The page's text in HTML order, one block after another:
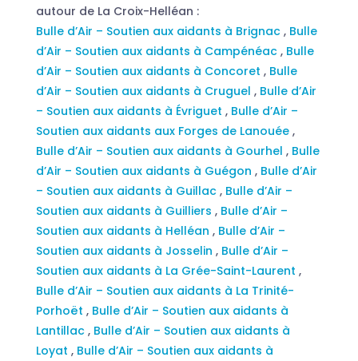
autour de La Croix-Helléan :
Bulle d’Air – Soutien aux aidants à Brignac , Bulle
d’Air – Soutien aux aidants à Campénéac , Bulle
d’Air – Soutien aux aidants à Concoret , Bulle
d’Air – Soutien aux aidants à Cruguel , Bulle d’Air
– Soutien aux aidants à Évriguet , Bulle d’Air –
Soutien aux aidants aux Forges de Lanouée ,
Bulle d’Air – Soutien aux aidants à Gourhel , Bulle
d’Air – Soutien aux aidants à Guégon , Bulle d’Air
– Soutien aux aidants à Guillac , Bulle d’Air –
Soutien aux aidants à Guilliers , Bulle d’Air –
Soutien aux aidants à Helléan , Bulle d’Air –
Soutien aux aidants à Josselin , Bulle d’Air –
Soutien aux aidants à La Grée-Saint-Laurent ,
Bulle d’Air – Soutien aux aidants à La Trinité-
Porhoët , Bulle d’Air – Soutien aux aidants à
Lantillac , Bulle d’Air – Soutien aux aidants à
Loyat , Bulle d’Air – Soutien aux aidants à